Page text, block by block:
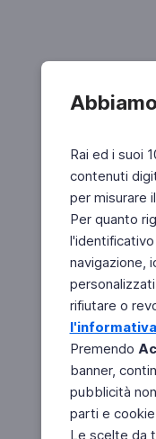
Rai ed i suoi
contenuti
per misurare
Per quanto
navigazione,
rifiutare o
Premendo
banner,
pubblicità
parti e
Le scelte da